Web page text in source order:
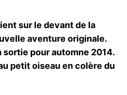
sur le devant de la
aventure originale.
sortie pour automne 2014.
petit oiseau en colère du